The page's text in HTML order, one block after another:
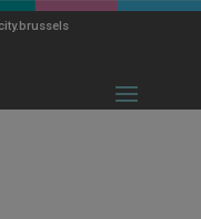
check